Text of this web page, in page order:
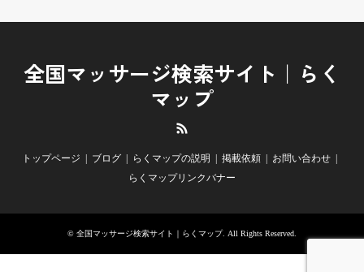
全国マッサージ検索サイト｜らく
マップ
トップページ ブログ らくマップの説明 掲載依頼
お問い合わせ
らくマップリンクバナー
© 全国マッサージ検索サイト｜らくマップ. All Rights Reserved.